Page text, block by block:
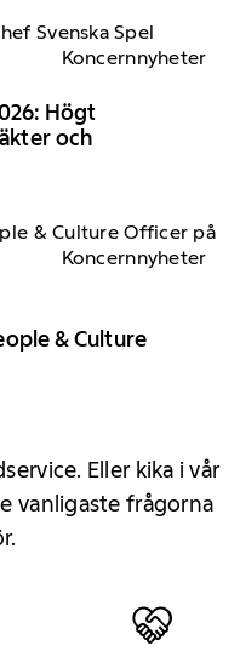
Koncernnyheter
Högt
och
Koncernnyheter
& Culture
Eller kika i vår
vanligaste frågorna